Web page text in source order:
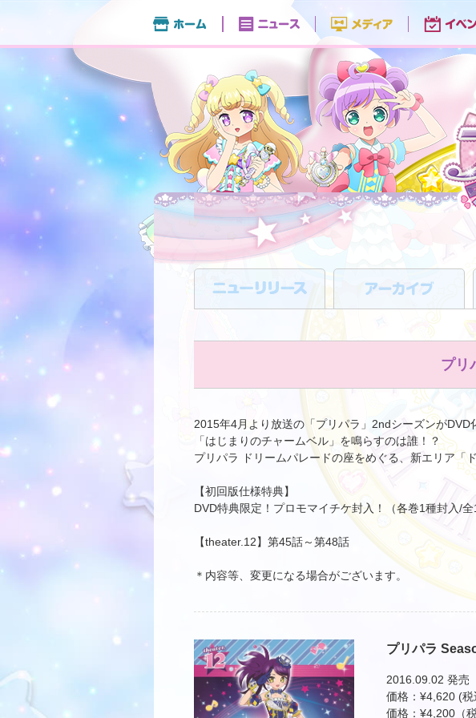
プリ
2015年4月より放送の「プリパラ」2ndシーズンがDVD
「はじまりのチャームベル」を鳴らすのは誰！？
プリパラ ドリームパレードの座をめぐる、新エリア「
【初回版仕様特典】
DVD特典限定！プロモマイチケ封入！（各巻1種封入/全
【theater.12】第45話～第48話
＊内容等、変更になる場合がございます。
プリパラ
2016.09.02 発売
価格：¥4,620 (税
価格：¥4,200（税